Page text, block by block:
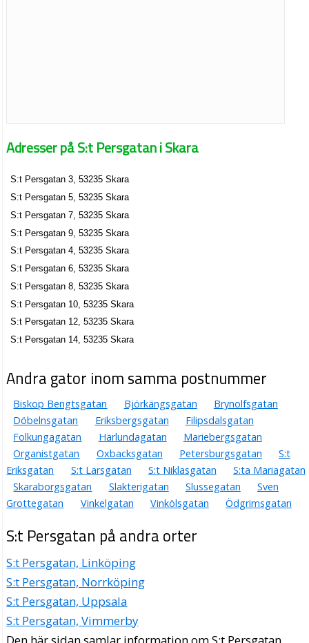
Adresser på S:t Persgatan i Skara
S:t Persgatan 3, 53235 Skara
S:t Persgatan 5, 53235 Skara
S:t Persgatan 7, 53235 Skara
S:t Persgatan 9, 53235 Skara
S:t Persgatan 4, 53235 Skara
S:t Persgatan 6, 53235 Skara
S:t Persgatan 8, 53235 Skara
S:t Persgatan 10, 53235 Skara
S:t Persgatan 12, 53235 Skara
S:t Persgatan 14, 53235 Skara
Andra gator inom samma postnummer
Biskop Bengtsgatan Björkängsgatan
Brynolfsgatan
Döbelnsgatan
Eriksbergsgatan
Filipsdalsgatan
Folkungagatan
Härlundagatan
Mariebergsgatan
Organistgatan
Oxbacksgatan Petersburgsgatan
S:t
Eriksgatan
S:t Larsgatan S:t Niklasgatan
S:ta Mariagatan
Skaraborgsgatan
Slakterigatan Slussegatan
Sven
Grottegatan
Vinkelgatan Vinkölsgatan Ödgrimsgatan
S:t Persgatan på andra orter
S:t Persgatan, Linköping
S:t Persgatan, Norrköping
S:t Persgatan, Uppsala
S:t Persgatan, Vimmerby
Den här sidan samlar information om S:t Persgatan,